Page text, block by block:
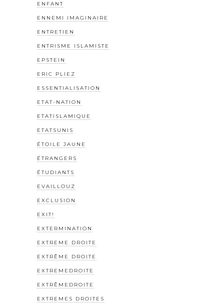
ENFANT
ENNEMI IMAGINAIRE
ENTRETIEN
ENTRISME ISLAMISTE
EPSTEIN
ERIC PLIEZ
ESSENTIALISATION
ETAT-NATION
ETATISLAMIQUE
ETATSUNIS
ÉTOILE JAUNE
ÉTRANGERS
ÉTUDIANTS
EVAILLOUZ
EXCLUSION
EXIT!
EXTERMINATION
EXTREME DROITE
EXTRÊME DROITE
EXTREMEDROITE
EXTRÊMEDROITE
EXTREMES DROITES